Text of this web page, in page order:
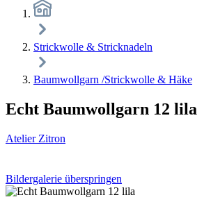
Strickwolle & Stricknadeln
Baumwollgarn /Strickwolle & Häke
Echt Baumwollgarn 12 lila
Atelier Zitron
Bildergalerie überspringen